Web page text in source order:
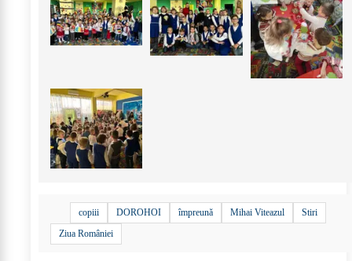
copiii DOROHOI împreună Mihai Viteazul
Stiri
Ziua României